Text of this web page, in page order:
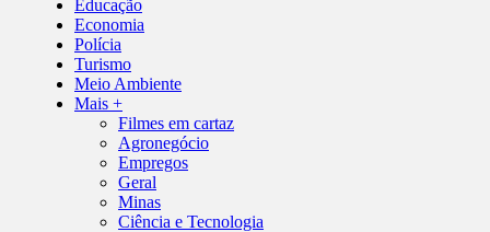
Educação
Economia
Polícia
Turismo
Meio Ambiente
Mais +
Filmes em cartaz
Agronegócio
Empregos
Geral
Minas
Ciência e Tecnologia